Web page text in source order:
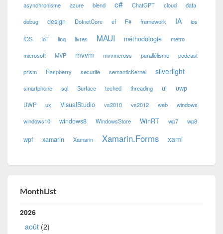
asynchronisme azure blend c# ChatGPT cloud data
debug design DotnetCore ef F# framework IA ios
iOS IoT linq livres MAUI méthodologie metro
microsoft MVP mvvm mvvmcross parallélisme podcast
prism Raspberry securité semanticKernel silverlight
smartphone sql Surface teched threading ui uwp
UWP ux VisualStudio vs2010 vs2012 web windows
windows10 windows8 WindowsStore WinRT wp7 wp8
wpf xamarin Xamarin Xamarin.Forms xaml
MonthList
2026
août (2)